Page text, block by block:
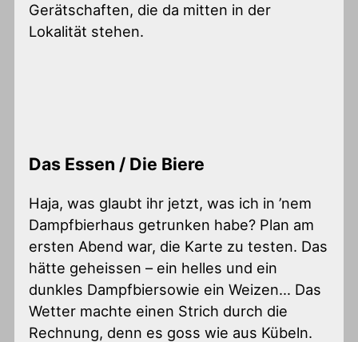
Gerätschaften, die da mitten in der
Lokalität stehen.
Das Essen / Die Biere
Haja, was glaubt ihr jetzt, was ich in ’nem
Dampfbierhaus getrunken habe? Plan am
ersten Abend war, die Karte zu testen. Das
hätte geheissen – ein helles und ein
dunkles Dampfbiersowie ein Weizen… Das
Wetter machte einen Strich durch die
Rechnung, denn es goss wie aus Kübeln.